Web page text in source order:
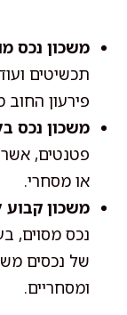
משכון נכס
תכשיטים
פירעון
משכון נכס
פטנטים,
או מסחרי.
משכון
נכס מסוים,
של נכסים
ומסחריים.